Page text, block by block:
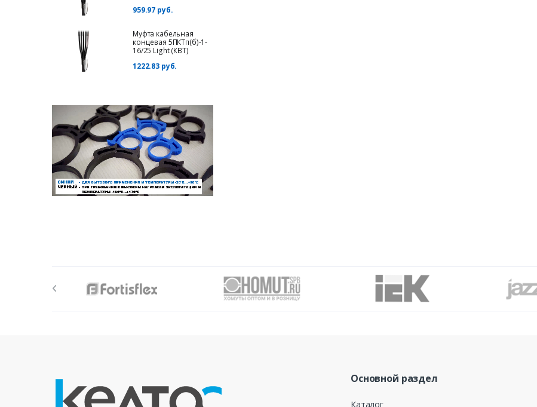
959.97 руб.
Муфта кабельная
концевая 5ПКТп(б)-1-
16/25 Light (КВТ)
1222.83 руб.
Основной раздел
Каталог